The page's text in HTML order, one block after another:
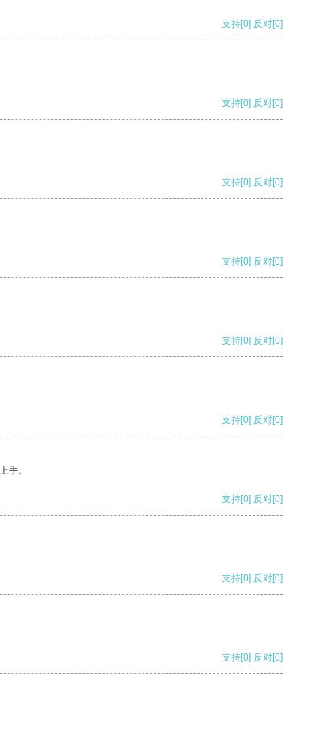
支持[0] 反对[0]
支持[0] 反对[0]
支持[0] 反对[0]
支持[0] 反对[0]
支持[0] 反对[0]
支持[0] 反对[0]
手。
支持[0] 反对[0]
支持[0] 反对[0]
支持[0] 反对[0]